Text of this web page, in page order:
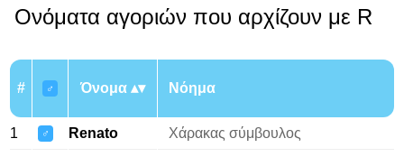
Ονόματα αγοριών που αρχίζουν με R
# ♂ Όνομα Νόημα
1 ♂ Renato Χάρακας σύμβουλος